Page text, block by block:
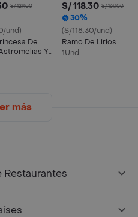
S/ 129.00
und)
De
Y
S/ 118.30 S/ 169.00
30%
(S/118.30/und)
Ramo De Lirios
1Und
más
Restaurantes